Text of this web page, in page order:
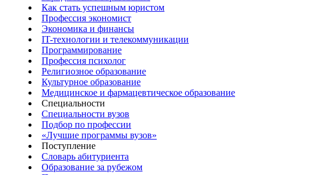
Как стать успешным юристом
Профессия экономист
Экономика и финансы
IT-технологии и телекоммуникации
Программирование
Профессия психолог
Религиозное образование
Культурное образование
Медицинское и фармацевтическое образование
Специальности
Специальности вузов
Подбор по профессии
«Лучшие программы вузов»
Поступление
Словарь абитуриента
Образование за рубежом